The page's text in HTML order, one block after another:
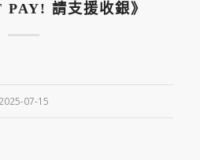
PAY! 請支援收銀》
2025-07-15